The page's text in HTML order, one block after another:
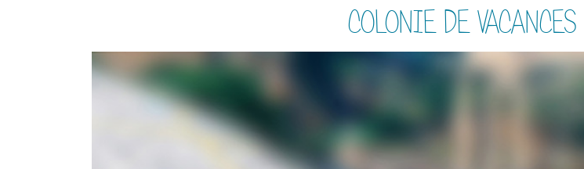
COLONIE DE